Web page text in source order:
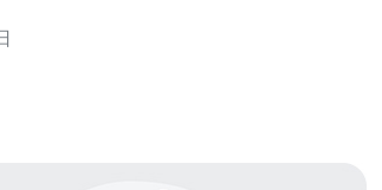
理自己的虚拟服务器。 马来西亚作为